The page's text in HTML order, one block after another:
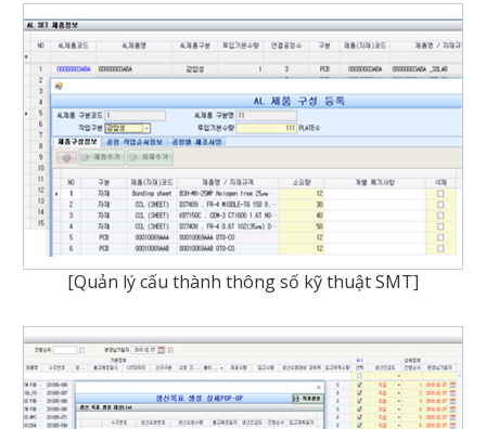
[Quản lý cấu thành thông số kỹ thuật SMT]